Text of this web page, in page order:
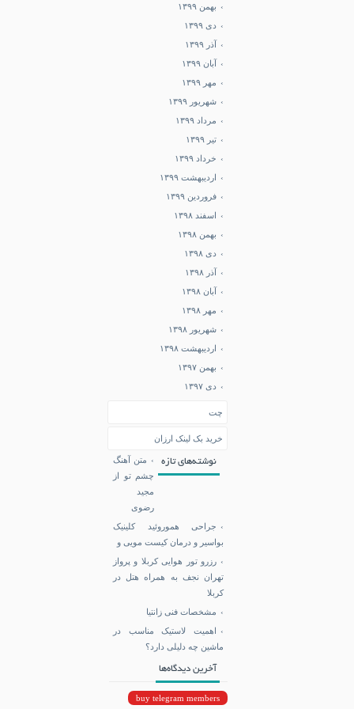
بهمن ۱۳۹۹
دی ۱۳۹۹
آذر ۱۳۹۹
آبان ۱۳۹۹
مهر ۱۳۹۹
شهریور ۱۳۹۹
مرداد ۱۳۹۹
تیر ۱۳۹۹
خرداد ۱۳۹۹
اردیبهشت ۱۳۹۹
فروردین ۱۳۹۹
اسفند ۱۳۹۸
بهمن ۱۳۹۸
دی ۱۳۹۸
آذر ۱۳۹۸
آبان ۱۳۹۸
مهر ۱۳۹۸
شهریور ۱۳۹۸
اردیبهشت ۱۳۹۸
بهمن ۱۳۹۷
دی ۱۳۹۷
چت
خرید بک لینک ارزان
نوشته‌های تازه
متن آهنگ
چشم تو از
مجید
رضوی
جراحی هموروئید کلینیک
بواسیر و درمان کیست مویی و
رزرو تور هوایی کربلا و پرواز
تهران نجف به همراه هتل در
کربلا
مشخصات فنی زانتیا
اهمیت لاستیک مناسب در
ماشین چه دلیلی دارد؟
آخرین دیدگاه‌ها
buy telegram members